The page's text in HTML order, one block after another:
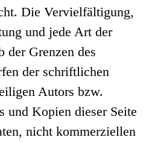
Die Vervielfältigung,
und jede Art der
der Grenzen des
der schriftlichen
Autors bzw.
und Kopien dieser Seite
nicht kommerziellen